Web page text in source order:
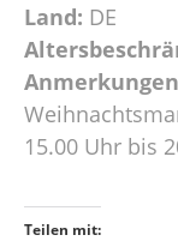
Land: DE
15.00 Uhr bis
Teilen mit: